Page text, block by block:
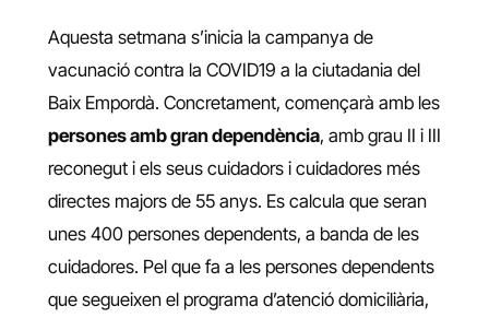
Aquesta setmana s’inicia la campanya de
vacunació contra la COVID19 a la ciutadania del
Baix Empordà. Concretament, començarà amb les
persones amb gran dependència, amb grau II i III
reconegut i els seus cuidadors i cuidadores més
directes majors de 55 anys. Es calcula que seran
unes 400 persones dependents, a banda de les
cuidadores. Pel que fa a les persones dependents
que segueixen el programa d’atenció domiciliària,